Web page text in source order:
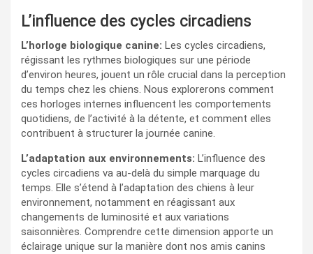
L’influence des cycles circadiens
L’horloge biologique canine: Les cycles circadiens,
régissant les rythmes biologiques sur une période
d’environ heures, jouent un rôle crucial dans la perception
du temps chez les chiens. Nous explorerons comment
ces horloges internes influencent les comportements
quotidiens, de l’activité à la détente, et comment elles
contribuent à structurer la journée canine.
L’adaptation aux environnements: L’influence des
cycles circadiens va au-delà du simple marquage du
temps. Elle s’étend à l’adaptation des chiens à leur
environnement, notamment en réagissant aux
changements de luminosité et aux variations
saisonnières. Comprendre cette dimension apporte un
éclairage unique sur la manière dont nos amis canins